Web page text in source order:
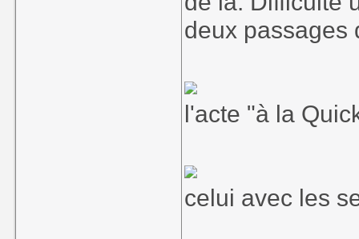
deux passages
l'acte "à la
celui avec les